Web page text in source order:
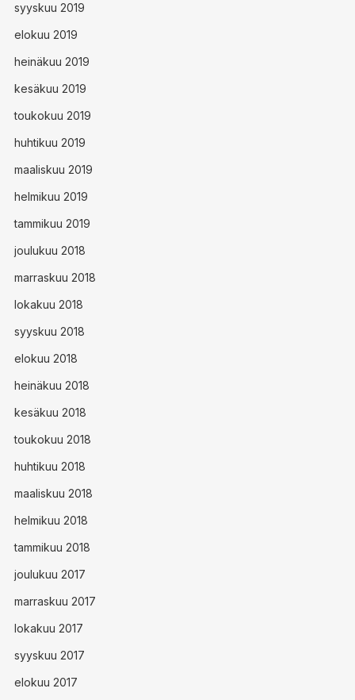
syyskuu 2019
elokuu 2019
heinäkuu 2019
kesäkuu 2019
toukokuu 2019
huhtikuu 2019
maaliskuu 2019
helmikuu 2019
tammikuu 2019
joulukuu 2018
marraskuu 2018
lokakuu 2018
syyskuu 2018
elokuu 2018
heinäkuu 2018
kesäkuu 2018
toukokuu 2018
huhtikuu 2018
maaliskuu 2018
helmikuu 2018
tammikuu 2018
joulukuu 2017
marraskuu 2017
lokakuu 2017
syyskuu 2017
elokuu 2017